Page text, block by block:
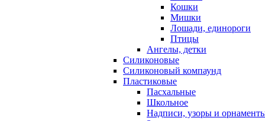
Кошки
Мишки
Лошади, единороги
Птицы
Ангелы, детки
Силиконовые
Силиконовый компаунд
Пластиковые
Пасхальные
Школьное
Надписи, узоры и